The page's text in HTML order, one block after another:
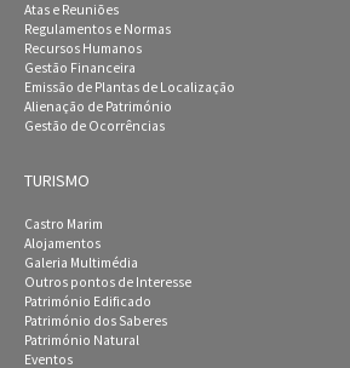
Atas e Reuniões
Regulamentos e Normas
Recursos Humanos
Gestão Financeira
Emissão de Plantas de Localização
Alienação de Património
Gestão de Ocorrências
TURISMO
Castro Marim
Alojamentos
Galeria Multimédia
Outros pontos de Interesse
Património Edificado
Património dos Saberes
Património Natural
Eventos